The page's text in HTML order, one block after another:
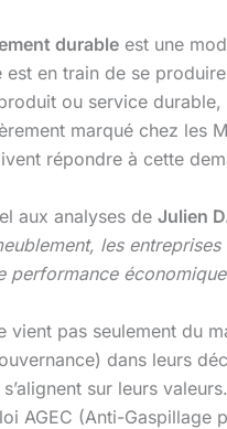
durable est une
est en train de se
ou service
marqué chez les
répondre à cette
aux analyses de Julien
les
performance
vient pas seulement du
dans leurs
sur leurs
AGEC (Anti-